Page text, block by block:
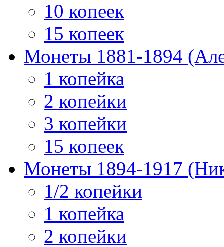
10 копеек
15 копеек
Монеты 1881-1894
1 копейка
2 копейки
3 копейки
15 копеек
Монеты 1894-1917
1/2 копейки
1 копейка
2 копейки